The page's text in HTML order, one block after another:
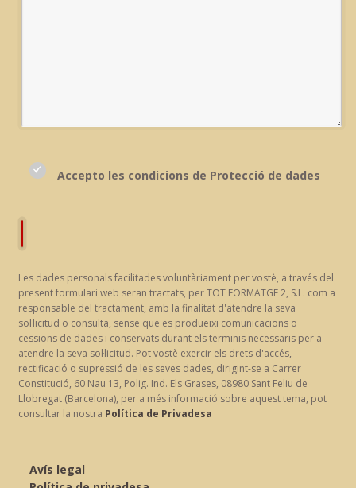
Accepto les condicions de Protecció de dades
Les dades personals facilitades voluntàriament per vostè, a través del
present formulari web seran tractats, per TOT FORMATGE 2, S.L. com a
responsable del tractament, amb la finalitat d'atendre la seva
sol·licitud o consulta, sense que es produeixi comunicacions o
cessions de dades i conservats durant els terminis necessaris per a
atendre la seva sol·licitud. Pot vostè exercir els drets d'accés,
rectificació o supressió de les seves dades, dirigint-se a Carrer
Constitució, 60 Nau 13, Polig. Ind. Els Grases, 08980 Sant Feliu de
Llobregat (Barcelona), per a més informació sobre aquest tema, pot
consultar la nostra Política de Privadesa
Avís legal